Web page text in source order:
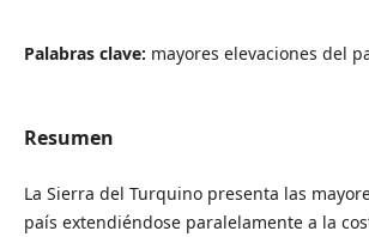
Palabras clave: mayores elevaciones del
Resumen
La Sierra del Turquino presenta las
país extendiéndose paralelamente a la